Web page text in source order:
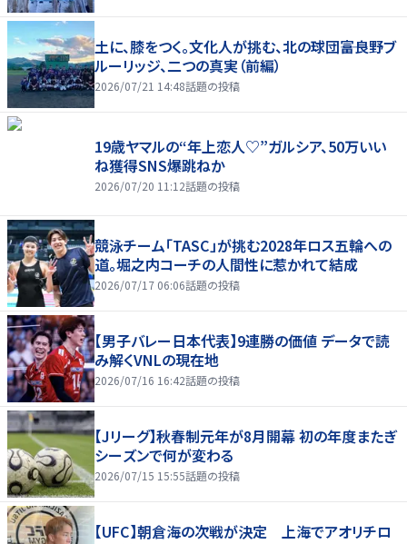
土に、膝をつく。文化人が挑む、北の球団――富良野ブ
ルーリッジ、二つの真実（前編）
2026/07/21 14:48話題の投稿
19歳ヤマルの“年上恋人♡”ガルシア、50万いい
ね獲得SNS爆跳ねか
2026/07/20 11:12話題の投稿
競泳チーム「TASC」が挑む2028年ロス五輪への
道。堀之内コーチの人間性に惹かれて結成
2026/07/17 06:06話題の投稿
【男子バレー日本代表】9連勝の価値 データで読
み解くVNLの現在地
2026/07/16 16:42話題の投稿
【Jリーグ】秋春制元年が8月開幕 初の年度またぎ
シーズンで何が変わる
2026/07/15 15:55話題の投稿
【UFC】朝倉海の次戦が決定 上海でアオリチロ